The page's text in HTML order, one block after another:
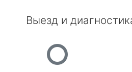
Выезд и